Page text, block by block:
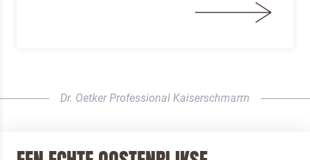
Dr. Oetker Professional Kaiserschmarrn